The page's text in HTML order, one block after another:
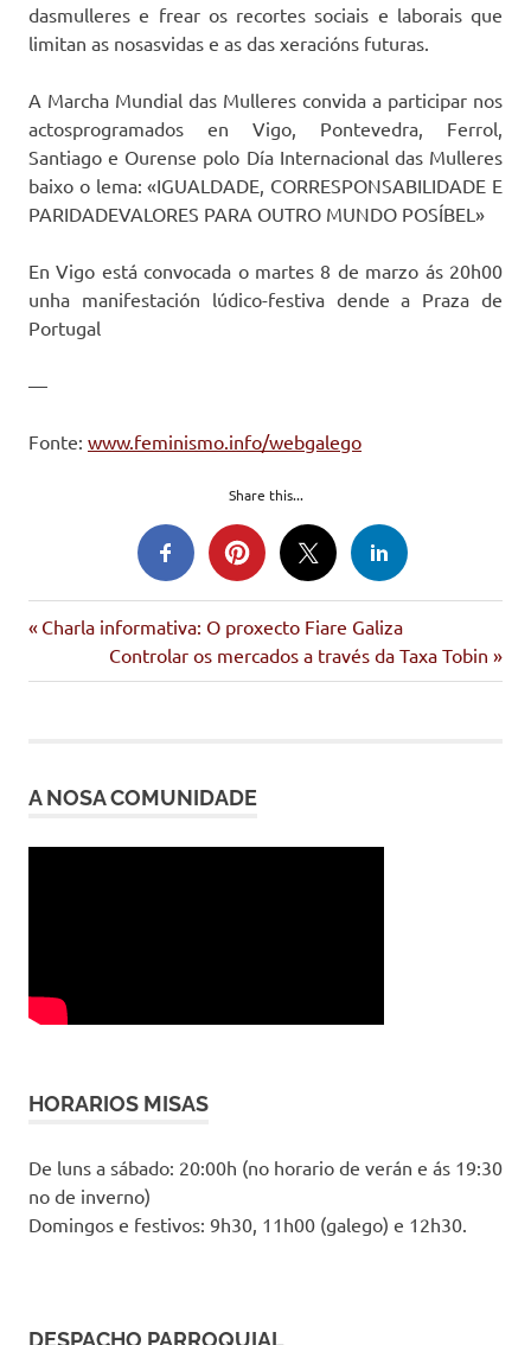
dasmulleres e frear os recortes sociais e laborais que
limitan as nosasvidas e as das xeracións futuras.
A Marcha Mundial das Mulleres convida a participar nos
actosprogramados en Vigo, Pontevedra, Ferrol,
Santiago e Ourense polo Día Internacional das Mulleres
baixo o lema: «IGUALDADE, CORRESPONSABILIDADE E
PARIDADEVALORES PARA OUTRO MUNDO POSÍBEL»
En Vigo está convocada o martes 8 de marzo ás 20h00
unha manifestación lúdico-festiva dende a Praza de
Portugal
—
Fonte: www.feminismo.info/webgalego
Share this...
Navegación
de
Entrada
anterior:
Charla informativa: O proxecto Fiare Galiza
Siguiente
entrada:
Controlar os mercados a través da Taxa Tobin
A NOSA COMUNIDADE
HORARIOS MISAS
De luns a sábado: 20:00h (no horario de verán e ás 19:30
no de inverno)
Domingos e festivos: 9h30, 11h00 (galego) e 12h30.
DESPACHO PARROQUIAL